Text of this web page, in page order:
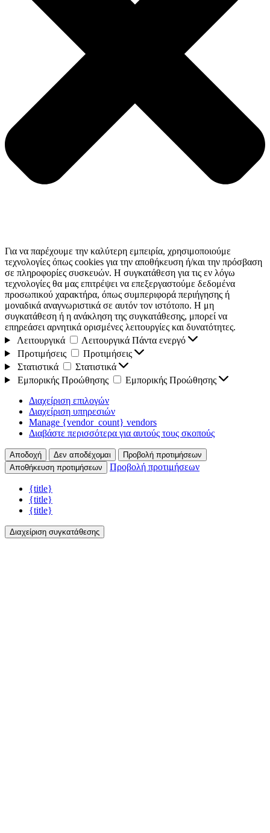
Για να παρέχουμε την καλύτερη εμπειρία, χρησιμοποιούμε
τεχνολογίες όπως cookies για την αποθήκευση ή/και την πρόσβαση
σε πληροφορίες συσκευών. Η συγκατάθεση για τις εν λόγω
τεχνολογίες θα μας επιτρέψει να επεξεργαστούμε δεδομένα
προσωπικού χαρακτήρα, όπως συμπεριφορά περιήγησης ή
μοναδικά αναγνωριστικά σε αυτόν τον ιστότοπο. Η μη
συγκατάθεση ή η ανάκληση της συγκατάθεσης, μπορεί να
επηρεάσει αρνητικά ορισμένες λειτουργίες και δυνατότητες.
Λειτουργικά
Λειτουργικά Πάντα ενεργό
Προτιμήσεις
Προτιμήσεις
Στατιστικά
Στατιστικά
Εμπορικής Προώθησης
Εμπορικής Προώθησης
Διαχείριση επιλογών
Διαχείριση υπηρεσιών
Manage {vendor_count} vendors
Διαβάστε περισσότερα για αυτούς τους σκοπούς
Αποδοχή Δεν αποδέχομαι
Προβολή προτιμήσεων
Αποθήκευση προτιμήσεων
Προβολή προτιμήσεων
{title}
{title}
{title}
Διαχείριση συγκατάθεσης